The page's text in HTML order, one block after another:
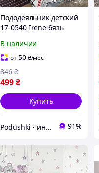
Пододеяльник детский
17-0540 Irene бязь
110х140 см
В наличии
от50 ₴/мес
499 ₴
846 ₴
Купить
Podushki - интернет-магазин Подушки 91%